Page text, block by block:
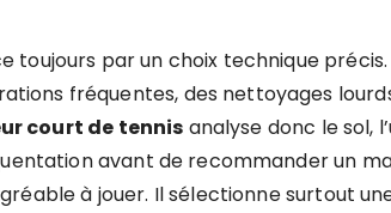
toujours par un choix technique
fréquentes, des nettoyages
court de tennis analyse donc le sol,
avant de recommander un
à jouer. Il sélectionne surtout